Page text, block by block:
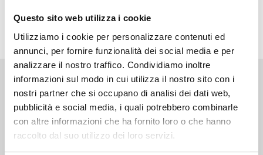
Questo sito web utilizza i cookie
Utilizziamo i cookie per personalizzare contenuti ed
annunci, per fornire funzionalità dei social media e per
analizzare il nostro traffico. Condividiamo inoltre
informazioni sul modo in cui utilizza il nostro sito con i
nostri partner che si occupano di analisi dei dati web,
pubblicità e social media, i quali potrebbero combinarle
con altre informazioni che ha fornito loro o che hanno
raccolto dal suo utilizzo dei loro servizi.
COLLECTOR EDITION con grande formato! Contiene
Altri volumi della serie